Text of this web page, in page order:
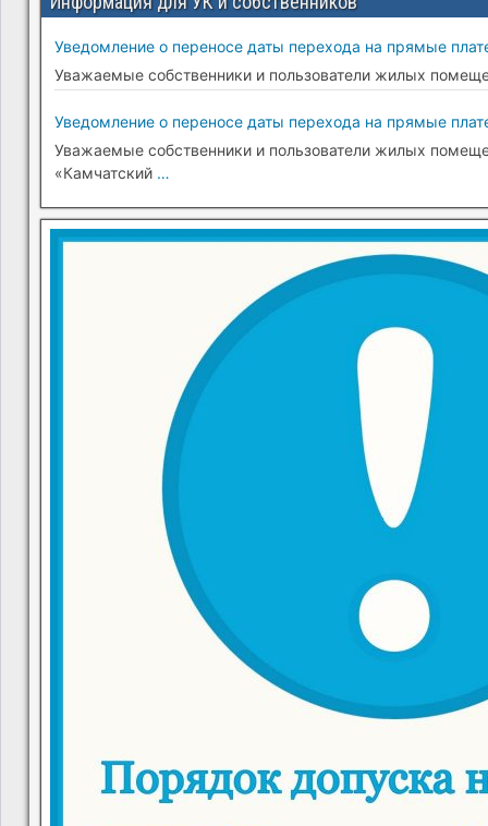
Уведомление о переносе даты перехода на прямые
Уважаемые собственники и пользователи жилых
Уведомление о переносе даты перехода на прямые
Уважаемые собственники и пользователи жилых
«Камчатский …